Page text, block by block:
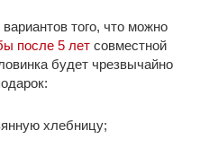
того, что можно
после 5 лет совместной
будет чрезвычайно
хлебницу;